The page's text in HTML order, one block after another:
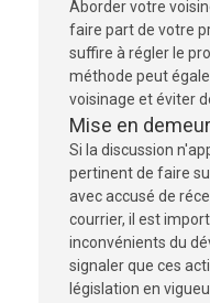
Aborder votre
faire part de votre
suffire à régler le
méthode peut
voisinage et éviter
Mise en
Si la discussion
pertinent de faire
avec accusé de
courrier, il est
inconvénients du
signaler que ces
législation en